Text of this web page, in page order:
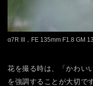
α7R III，FE 135mm F1.8 GM
花を撮る時は、「かわい
を強調することが大切で